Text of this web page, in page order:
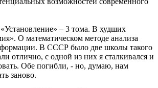
– 3 тома. В худших
О математическом методе анализа
В СССР было две школы такого
отлично, с одной из них я сталкивался и
Обе погибли, - но, думаю, нам
заново.